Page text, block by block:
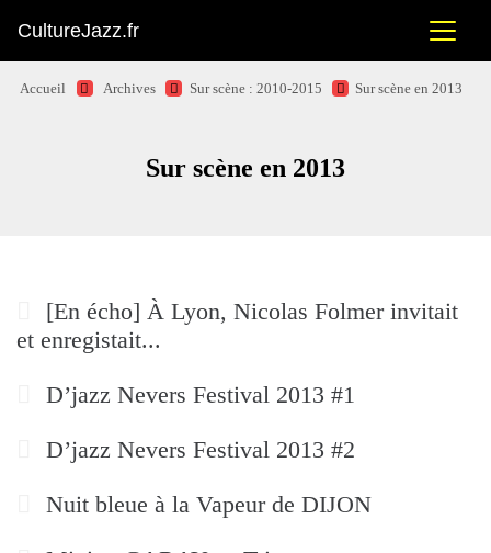
CultureJazz.fr
Accueil Archives Sur scène : 2010-2015 Sur scène en 2013
Sur scène en 2013
[En écho] À Lyon, Nicolas Folmer invitait
et enregistait...
D’jazz Nevers Festival 2013 #1
D’jazz Nevers Festival 2013 #2
Nuit bleue à la Vapeur de DIJON